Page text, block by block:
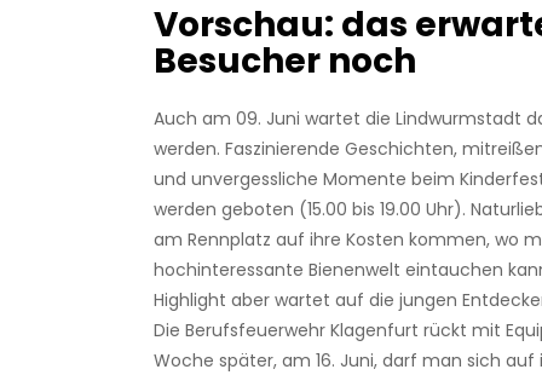
Vorschau: das
Besucher noch
Auch am 09. Juni wartet die Lindwurmstadt
werden. Faszinierende Geschichten,
und unvergessliche Momente beim
werden geboten (15.00 bis 19.00 Uhr).
am Rennplatz auf ihre Kosten kommen, wo
hochinteressante Bienenwelt eintauchen
Highlight aber wartet auf die jungen
Die Berufsfeuerwehr Klagenfurt rückt mit
Woche später, am 16. Juni, darf man sich auf